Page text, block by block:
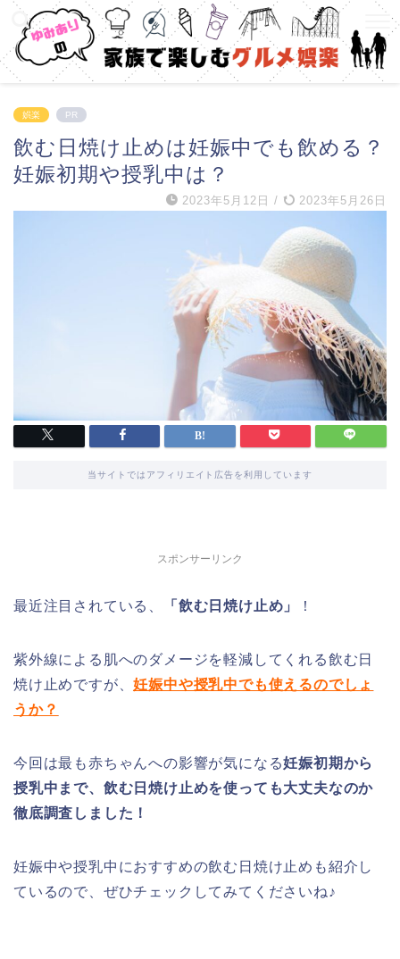
娯楽 PR
飲む日焼け止めは妊娠中でも飲める？
妊娠初期や授乳中は？
2023年5月12日 / 2023年5月26日
当サイトではアフィリエイト広告を利用しています
スポンサーリンク
最近注目されている、 「飲む日焼け止め」 ！
紫外線による肌へのダメージを軽減してくれる飲む日
焼け止めですが、妊娠中や授乳中でも使えるのでしょ
うか？
今回は最も赤ちゃんへの影響が気になる妊娠初期から
授乳中まで、飲む日焼け止めを使っても大丈夫なのか
徹底調査しました！
妊娠中や授乳中におすすめの飲む日焼け止めも紹介し
ているので、ぜひチェックしてみてくださいね♪